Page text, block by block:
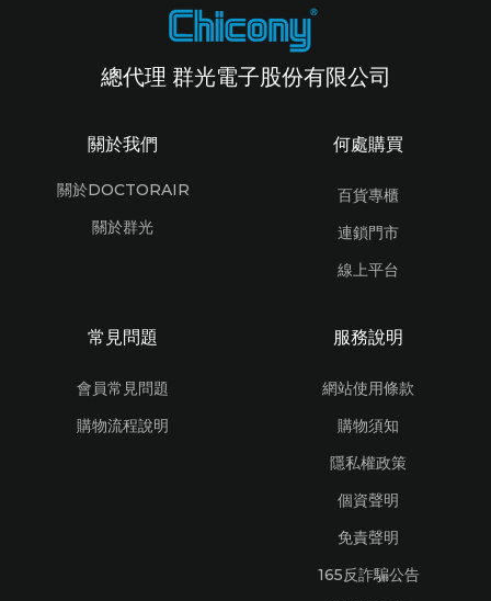
總代理 群光電子股份有限公司
關於我們
關於DOCTORAIR
關於群光
何處購買
百貨專櫃
連鎖門市
線上平台
常見問題
會員常見問題
購物流程說明
服務說明
網站使用條款
購物須知
隱私權政策
個資聲明
免責聲明
165反詐騙公告